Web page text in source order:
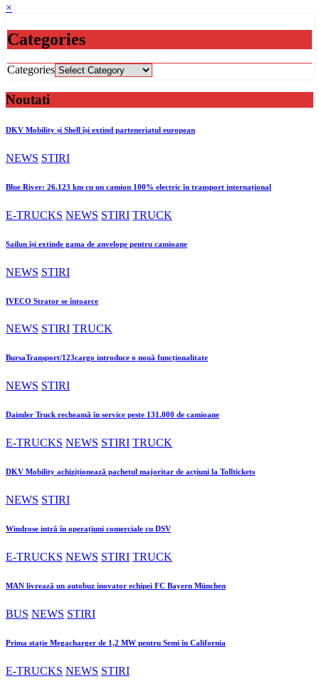
×
Categories
Categories
Noutati
DKV Mobility și Shell își extind parteneriatul european
NEWS STIRI
Blue River: 26.123 km cu un camion 100% electric în transport internațional
E-TRUCKS NEWS STIRI TRUCK
Sailun își extinde gama de anvelope pentru camioane
NEWS STIRI
IVECO Strator se întoarce
NEWS STIRI TRUCK
BursaTransport/123cargo introduce o nouă funcționalitate
NEWS STIRI
Daimler Truck recheamă în service peste 131.000 de camioane
E-TRUCKS NEWS STIRI TRUCK
DKV Mobility achiziționează pachetul majoritar de acțiuni la Tolltickets
NEWS STIRI
Windrose intră în operațiuni comerciale cu DSV
E-TRUCKS NEWS STIRI TRUCK
MAN livrează un autobuz inovator echipei FC Bayern München
BUS NEWS STIRI
Prima stație Megacharger de 1,2 MW pentru Semi în California
E-TRUCKS NEWS STIRI